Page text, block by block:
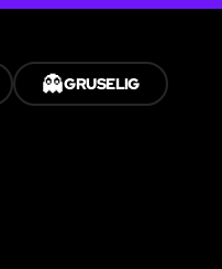
👻GRUSELIG